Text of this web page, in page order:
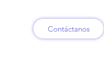
Contáctanos